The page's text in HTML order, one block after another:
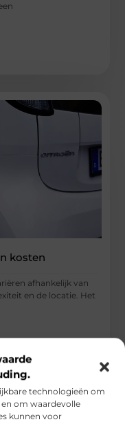
technologieën om
om waardevolle
kunnen voor
kosten
afhankelijk van
en de locatie. Het